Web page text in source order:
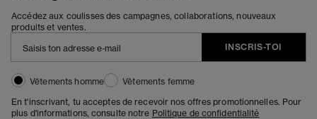
Accédez aux coulisses des campagnes, collaborations, nouveaux
produits et ventes.
INSCRIS-TOI
Vêtements homme
Vêtements femme
En t'inscrivant, tu acceptes de recevoir nos offres promotionnelles. Pour
plus d'informations, consulte notre Politique de confidentialité